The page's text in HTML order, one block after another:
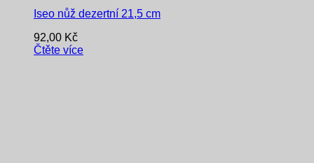
Iseo nůž dezertní 21,5 cm
92,00 Kč
Čtěte více